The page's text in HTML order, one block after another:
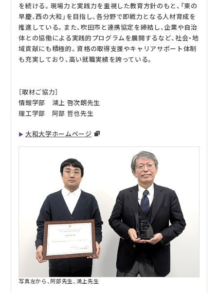
を続ける。現場力と実践力を重視した教育方針のもと、「東の
早慶、西の大和」を目指し、各分野で即戦力となる人材育成を
推進している。また、吹田市と連携協定を締結し、企業や自治
体との協働による実践的プログラムを展開するなど、社会・地
域貢献にも積極的。資格の取得支援やキャリアサポート体制
も充実しており、高い就職実績を誇っている。
［取材ご協力］
情報学部 鴻上 啓次朗先生
理工学部 阿部 哲也先生
大和大学ホームページ
写真左から、阿部先生、鴻上先生